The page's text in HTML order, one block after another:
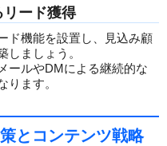
ード獲得
ド機能を設置し、見込み顧
しましょう。
ールやDMによる継続的な
ります。
とコンテンツ戦略